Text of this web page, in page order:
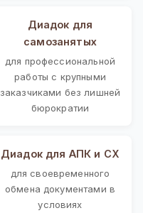
Диадок для
самозанятых
для профессиональной
работы с крупными
заказчиками без лишней
бюрократии
Диадок для АПК и СХ
для своевременного
обмена документами в
условиях